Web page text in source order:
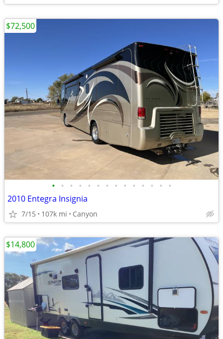
• • • • • • • • • • • • • •
2010 Entegra Insignia
7/15 107k mi Canyon
$72,500
$14,800